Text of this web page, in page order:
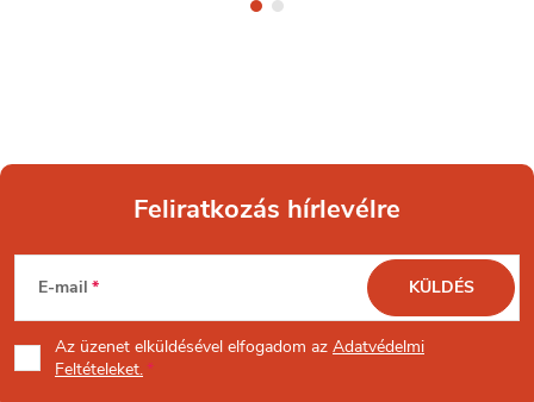
L
á
b
Feliratkozás hírlevélre
E-mail
Az üzenet elküldésével elfogadom az Adatvédelmi
Feltételeket.
KÜLDÉS